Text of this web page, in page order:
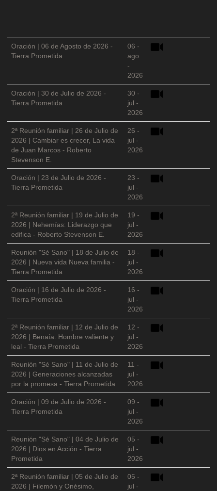
Oración | 06 de Agosto de 2026 -
Tierra Prometida
06 -
ago
-
2026
Oración | 30 de Julio de 2026 -
Tierra Prometida
30 -
jul -
2026
2ª Reunión familiar | 26 de Julio de
2026 | Cambiar es crecer, La vida
de Juan Marcos - Roberto
Stevenson E.
26 -
jul -
2026
Oración | 23 de Julio de 2026 -
Tierra Prometida
23 -
jul -
2026
2ª Reunión familiar | 19 de Julio de
2026 | Nehemías: Liderazgo que
edifica - Roberto Stevenson E.
19 -
jul -
2026
Reunión "Sé Sano" | 18 de Julio de
2026 | Nueva vida Nueva familia -
Tierra Prometida
18 -
jul -
2026
Oración | 16 de Julio de 2026 -
Tierra Prometida
16 -
jul -
2026
2ª Reunión familiar | 12 de Julio de
2026 | Benaía: Hombre valiente y
leal - Tierra Prometida
12 -
jul -
2026
Reunión "Sé Sano" | 11 de Julio de
2026 | Generaciones alcanzadas
por la promesa - Tierra Prometida
11 -
jul -
2026
Oración | 09 de Julio de 2026 -
Tierra Prometida
09 -
jul -
2026
Reunión "Sé Sano" | 04 de Julio de
2026 | Dios en Acción - Tierra
Prometida
05 -
jul -
2026
2ª Reunión familiar | 05 de Julio de
2026 | Filemón y Onésimo,
05 -
jul -